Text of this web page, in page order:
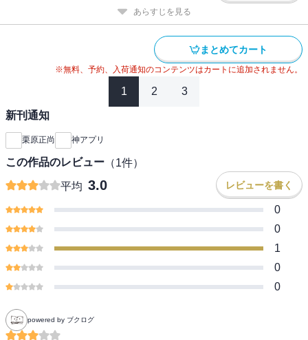
あらすじを見る
まとめてカート
※無料、予約、入荷通知のコンテンツはカートに追加されません。
1 2 3
新刊通知
栗原正尚 神アプリ
この作品のレビュー （1件）
平均 3.0 レビューを書く
0
0
1
0
0
powered by ブクログ